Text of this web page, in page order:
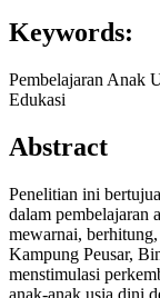
Keywords:
Pembelajaran Anak
Edukasi
Abstract
Penelitian ini
dalam pembelajaran
mewarnai,
Kampung Peusar,
menstimulasi
anak-anak usia dini